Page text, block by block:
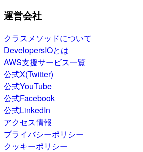
運営会社
クラスメソッドについて
DevelopersIOとは
AWS支援サービス一覧
公式X(Twitter)
公式YouTube
公式Facebook
公式LinkedIn
アクセス情報
プライバシーポリシー
クッキーポリシー